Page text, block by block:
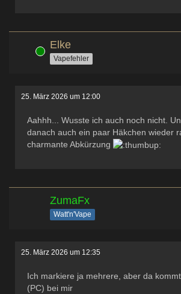
Online Elke
Vapefehler
25. März 2026 um 12:00
Aahhh... Wusste ich auch noch nicht.
danach auch ein paar Häkchen wieder
charmante Abkürzung
ZumaFx
Watt'n'Vape
25. März 2026 um 12:35
Ich markiere ja mehrere, aber da
(PC) bei mir